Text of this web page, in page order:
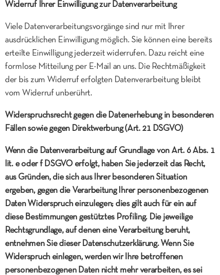
Widerruf Ihrer Einwilligung zur Datenverarbeitung
Viele Datenverarbeitungsvorgänge sind nur mit Ihrer
ausdrücklichen Einwilligung möglich. Sie können eine bereits
erteilte Einwilligung jederzeit widerrufen. Dazu reicht eine
formlose Mitteilung per E-Mail an uns. Die Rechtmäßigkeit
der bis zum Widerruf erfolgten Datenverarbeitung bleibt
vom Widerruf unberührt.
Widerspruchsrecht gegen die Datenerhebung in besonderen
Fällen sowie gegen Direktwerbung (Art. 21 DSGVO)
Wenn die Datenverarbeitung auf Grundlage von Art. 6 Abs. 1
lit. e oder f DSGVO erfolgt, haben Sie jederzeit das Recht,
aus Gründen, die sich aus Ihrer besonderen Situation
ergeben, gegen die Verarbeitung Ihrer personenbezogenen
Daten Widerspruch einzulegen; dies gilt auch für ein auf
diese Bestimmungen gestütztes Profiling. Die jeweilige
Rechtsgrundlage, auf denen eine Verarbeitung beruht,
entnehmen Sie dieser Datenschutzerklärung. Wenn Sie
Widerspruch einlegen, werden wir Ihre betroffenen
personenbezogenen Daten nicht mehr verarbeiten, es sei